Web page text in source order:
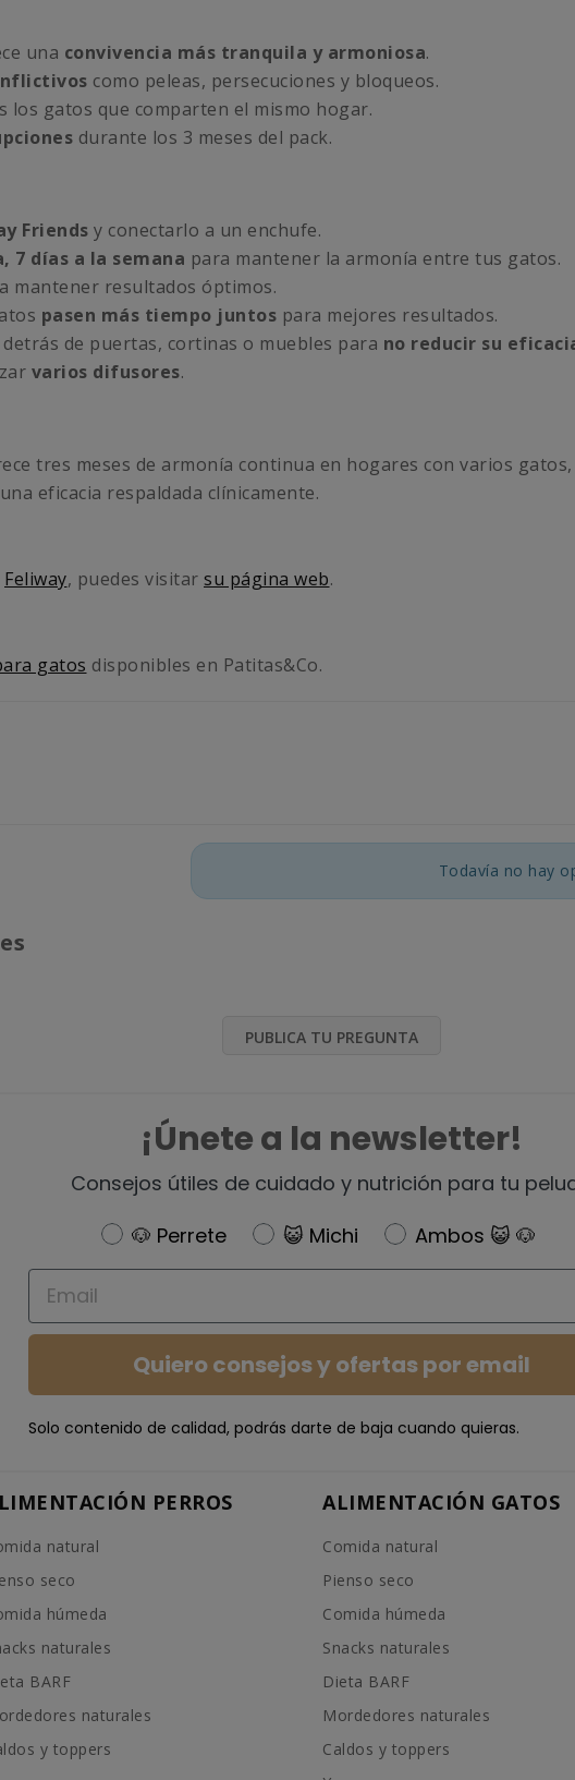
una convivencia más tranquila y armoniosa.
como peleas, persecuciones y bloqueos.
los gatos que comparten el mismo hogar.
durante los 3 meses del pack.
Friends y conectarlo a un enchufe.
7 días a la semana para mantener la armonía entre tus gatos.
mantener resultados óptimos.
pasen más tiempo juntos para mejores resultados.
de puertas, cortinas o muebles para no reducir su
varios difusores.
tres meses de armonía continua en hogares con varios
eficacia respaldada clínicamente.
Feliway, puedes visitar su página web.
gatos disponibles en Patitas&Co.
Todavía no hay
PUBLICA TU PREGUNTA
¡Únete a la newsletter!
Consejos útiles de cuidado y nutrición para tu
Newsletter
🐶 Perrete 😺 Michi
Ambos 😺 🐶
Email
Quiero consejos y ofertas por email
Solo contenido de calidad, podrás darte de baja cuando quieras.
PERROS
natural
seco
húmeda
naturales
BARF
naturales
y toppers
ALIMENTACIÓN GATOS
Comida natural
Pienso seco
Comida húmeda
Snacks naturales
Dieta BARF
Mordedores naturales
Caldos y toppers